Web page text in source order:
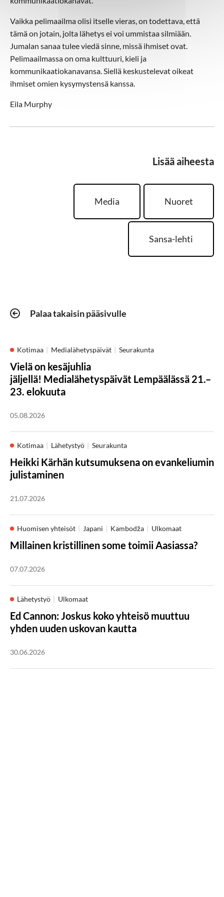
Vaikka pelimaailma olisi itselle vieras, on todettava, että
tämä on jotain, jolta lähetys ei voi ummistaa silmiään.
Jumalan sanaa tulee viedä sinne, missä ihmiset ovat.
Pelimaailmassa on oma kulttuuri, kieli ja
kommunikaatiokanavansa. Siellä keskustelevat oikeat
ihmiset omien kysymystensä kanssa.
Eila Murphy
Lisää aiheesta
Media Nuoret
Sansa-lehti
Palaa takaisin pääsivulle
Kotimaa Medialähetyspäivät Seurakunta
Vielä on kesäjuhlia
jäljellä! Medialähetyspäivät Lempäälässä 21.–
23. elokuuta
05.08.2026
Kotimaa Lähetystyö Seurakunta
Heikki Kärhän kutsumuksena on evankeliumin
julistaminen
21.07.2026
Huomisen yhteisöt Japani Kambodža Ulkomaat
Millainen kristillinen some toimii Aasiassa?
07.07.2026
Lähetystyö Ulkomaat
Ed Cannon: Joskus koko yhteisö muuttuu
yhden uuden uskovan kautta
30.06.2026